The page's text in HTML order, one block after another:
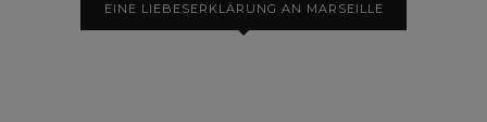
EINE LIEBESERKLÄRUNG AN MARSEILLE